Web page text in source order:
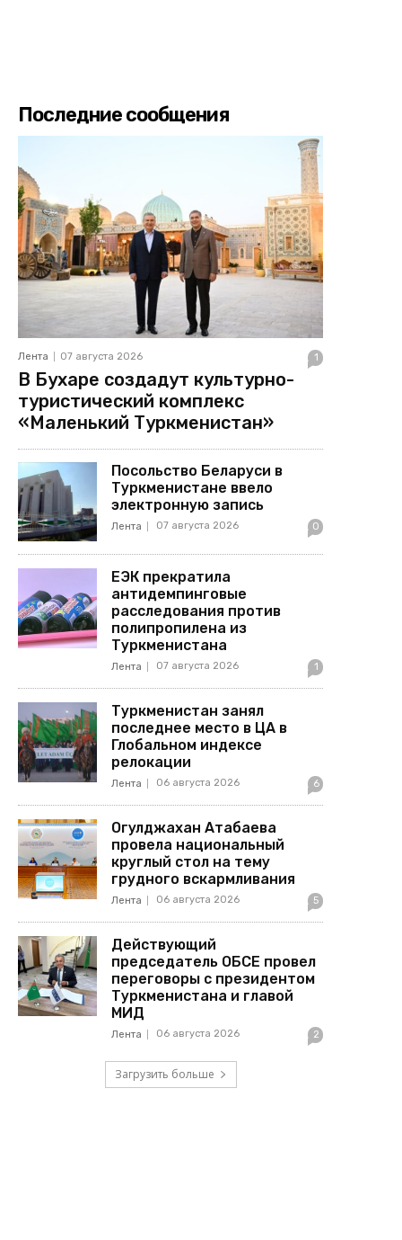
Последние сообщения
Лента 07 августа 2026 1
В Бухаре создадут культурно-
туристический комплекс
«Маленький Туркменистан»
Посольство Беларуси в
Туркменистане ввело
электронную запись
Лента 07 августа 2026 0
ЕЭК прекратила
антидемпинговые
расследования против
полипропилена из
Туркменистана
Лента 07 августа 2026 1
Туркменистан занял
последнее место в ЦА в
Глобальном индексе
релокации
Лента 06 августа 2026 6
Огулджахан Атабаева
провела национальный
круглый стол на тему
грудного вскармливания
Лента 06 августа 2026 5
Действующий
председатель ОБСЕ провел
переговоры с президентом
Туркменистана и главой
МИД
Лента 06 августа 2026 2
Загрузить больше